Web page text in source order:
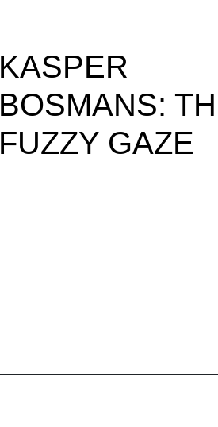
KASPER
BOSMANS:
FUZZY GAZE